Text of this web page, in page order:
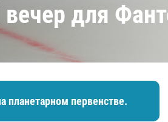
для
планетарном первенстве.